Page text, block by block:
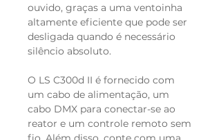
ouvido, graças a uma ventoinha
altamente eficiente que pode ser
desligada quando é necessário
silêncio absoluto.
O LS C300d II é fornecido com
um cabo de alimentação, um
cabo DMX para conectar-se ao
reator e um controle remoto sem